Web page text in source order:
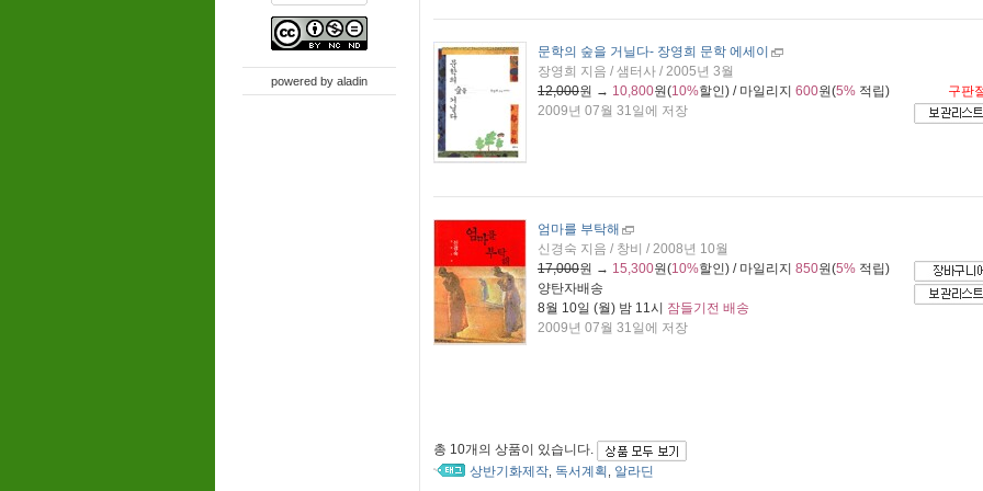
powered by aladin
문학의 숲을 거닐다- 장영희 문학 에세이
장영희 지음 / 샘터사 / 2005년 3월
12,000원 → 10,800원(10%할인) / 마일리지 600원(5% 적립)
2009년 07월 31일에 저장
구판
엄마를 부탁해
신경숙 지음 / 창비 / 2008년 10월
17,000원 → 15,300원(10%할인) / 마일리지 850원(5% 적립)
양탄자배송
8월 10일 (월) 밤 11시 잠들기전 배송
2009년 07월 31일에 저장
총 10개 의 상품이 있습니다.
상반기화제작 독서계획 알라딘